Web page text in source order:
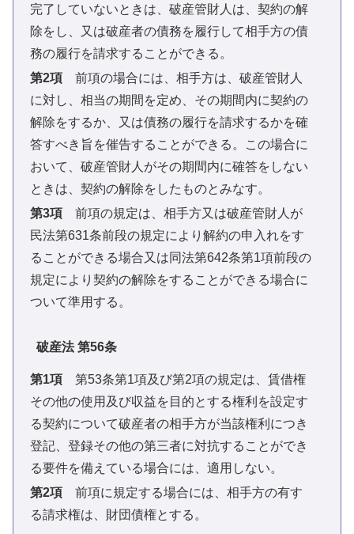
完了していないときは、破産管財人は、契約の解
除をし、又は破産者の債務を履行して相手方の債
務の履行を請求することができる。
第2項 前項の場合には、相手方は、破産管財人
に対し、相当の期間を定め、その期間内に契約の
解除をするか、又は債務の履行を請求するかを確
答すべき旨を催告することができる。この場合に
おいて、破産管財人がその期間内に確答をしない
ときは、契約の解除をしたものとみなす。
第3項 前項の規定は、相手方又は破産管財人が
民法第631条前段の規定により解約の申入れをす
ることができる場合又は同法第642条第1項前段の
規定により契約の解除をすることができる場合に
ついて準用する。
破産法 第56条
第1項 第53条第1項及び第2項の規定は、賃借権
その他の使用及び収益を目的とする権利を設定す
る契約について破産者の相手方が当該権利につき
登記、登録その他の第三者に対抗することができ
る要件を備えている場合には、適用しない。
第2項 前項に規定する場合には、相手方の有す
る請求権は、財団債権とする。